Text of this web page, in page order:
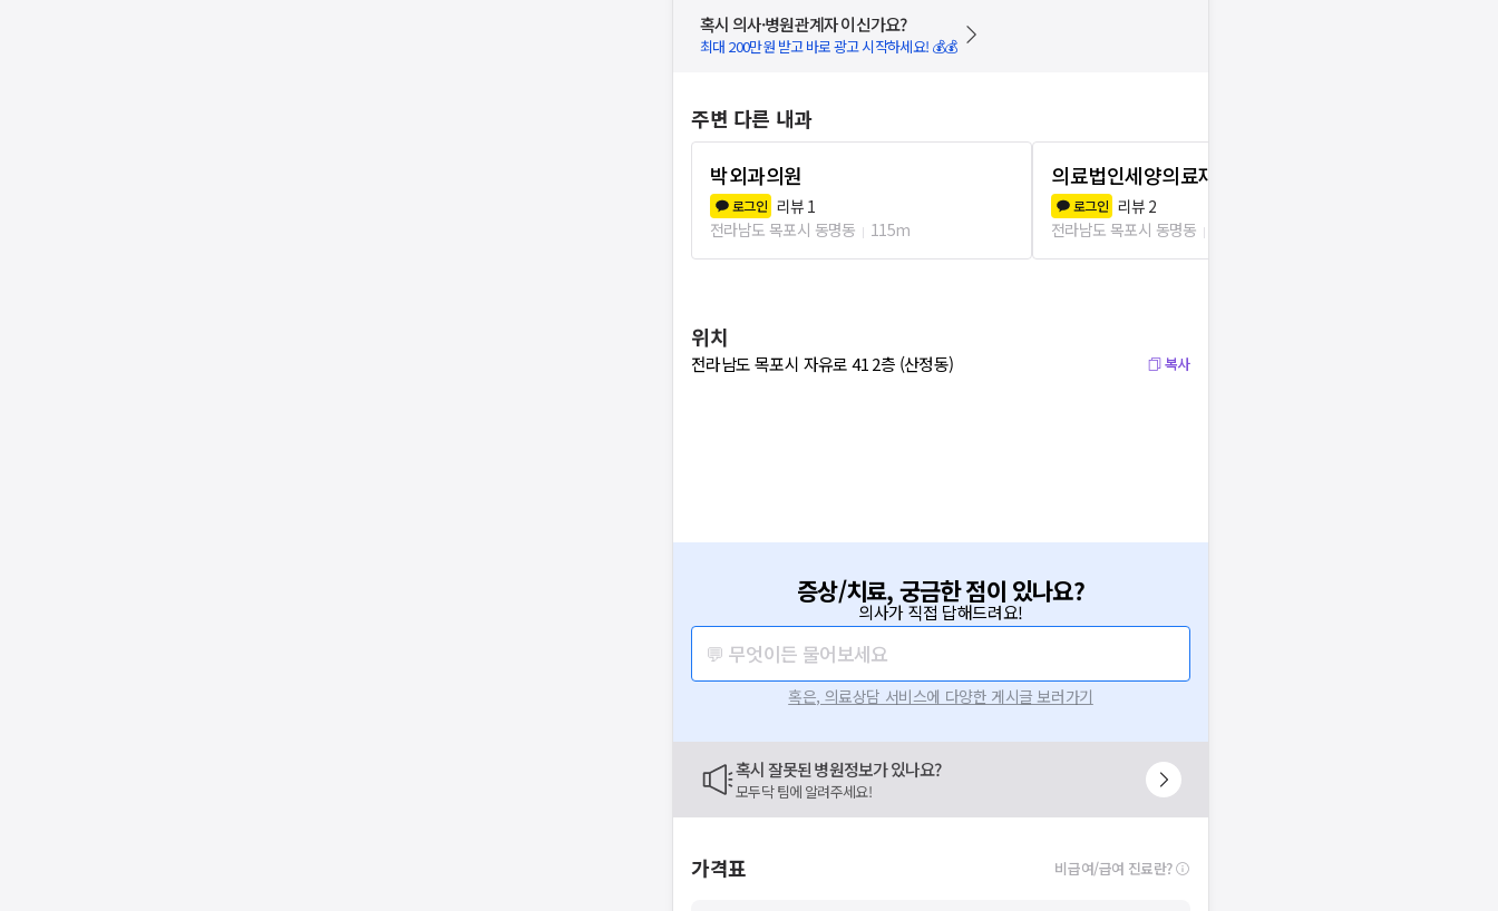
혹시 의사·병원관계자 이신가요?
최대 200만원 받고 바로 광고 시작하세요! 💰💰
주변 다른 내과
박외과의원
로그인 리뷰 1
전라남도 목포시 동명동
115m
의료법인세양의료재단 신안병원
로그인 리뷰 2
전라남도 목포시 동명동
위치
전라남도 목포시 자유로 41 2층 (산정동) 복사
증상/치료, 궁금한 점이 있나요?
의사가 직접 답해드려요!
💬 무엇이든 물어보세요
혹은, 의료상담 서비스에 다양한 게시글 보러가기
혹시 잘못된 병원정보가 있나요?
모두닥 팀에 알려주세요!
가격표 비급여/급여 진료란?